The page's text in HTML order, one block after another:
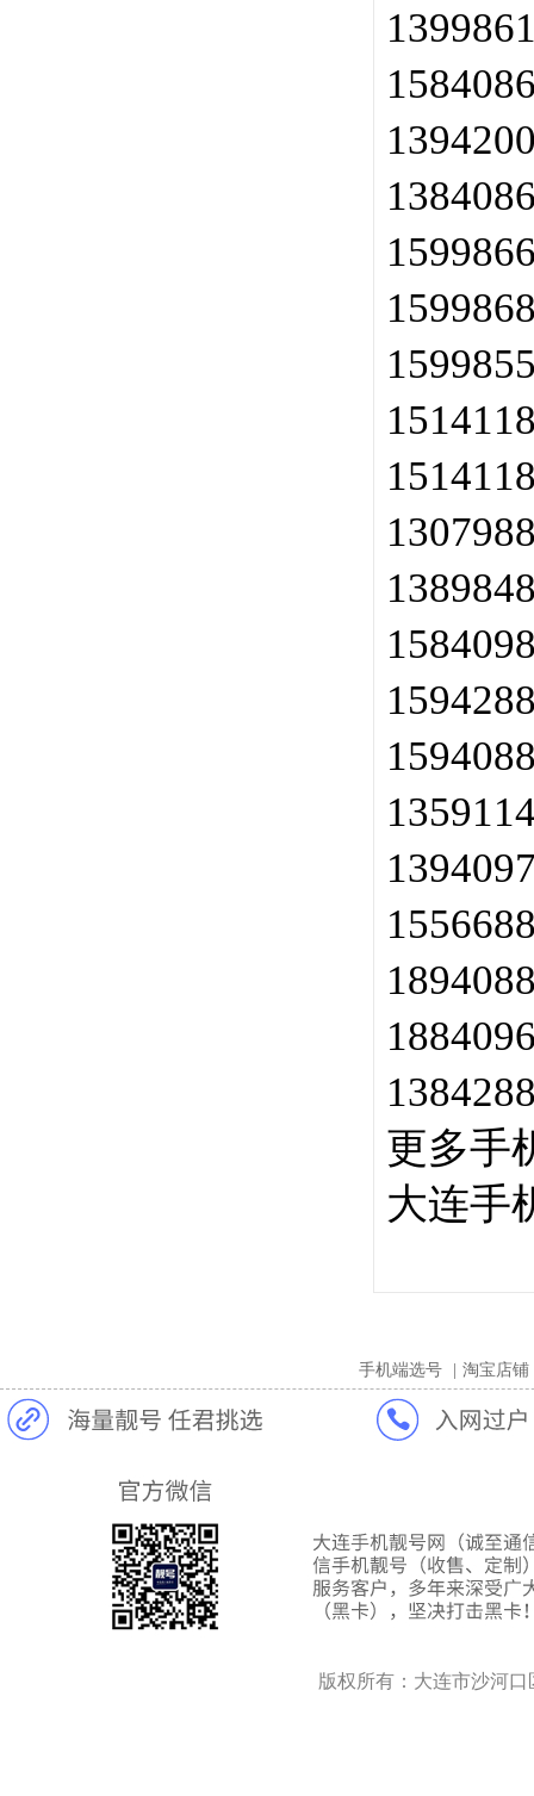
更多手
大连手
手机端选号 淘宝店铺
版权所有：大连市沙河